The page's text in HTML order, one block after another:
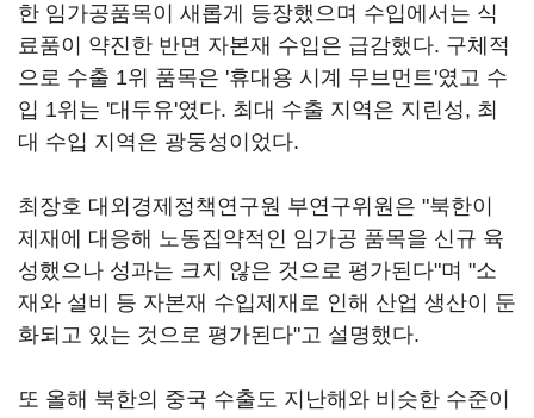
한 임가공품목이 새롭게 등장했으며 수입에서는 식
료품이 약진한 반면 자본재 수입은 급감했다. 구체적
으로 수출 1위 품목은 '휴대용 시계 무브먼트'였고 수
입 1위는 '대두유'였다. 최대 수출 지역은 지린성, 최
대 수입 지역은 광둥성이었다.
최장호 대외경제정책연구원 부연구위원은 "북한이
제재에 대응해 노동집약적인 임가공 품목을 신규 육
성했으나 성과는 크지 않은 것으로 평가된다"며 "소
재와 설비 등 자본재 수입제재로 인해 산업 생산이 둔
화되고 있는 것으로 평가된다"고 설명했다.
또 올해 북한의 중국 수출도 지난해와 비슷한 수준이